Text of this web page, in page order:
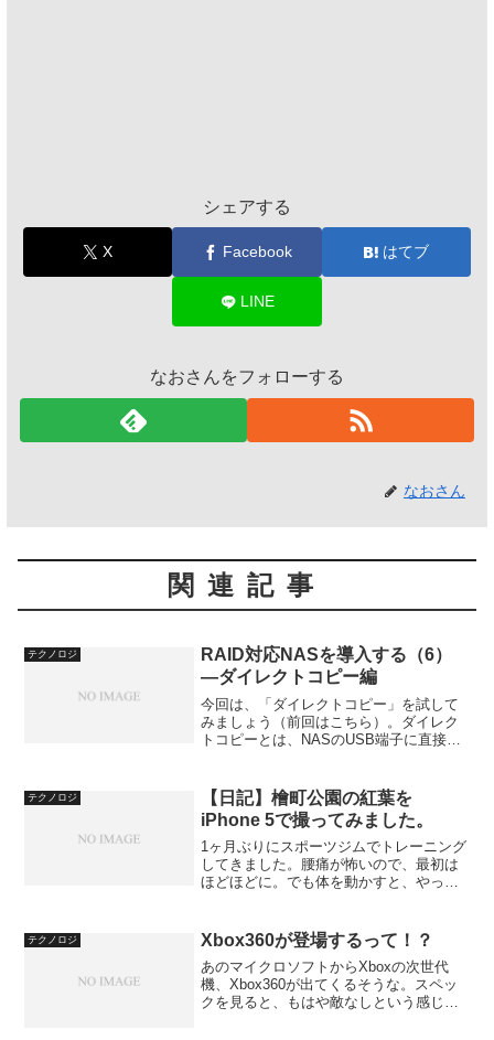
シェアする
X Facebook はてブ
LINE
なおさんをフォローする
なおさん
関連記事
テクノロジ
RAID対応NASを導入する（6）
―ダイレクトコピー編
今回は、「ダイレクトコピー」を試して
みましょう（前回はこちら）。ダイレク
トコピーとは、NASのUSB端子に直接ハ
経由でコピーするより、はるかに高速に
コピーができますから...
テクノロジ
【日記】檜町公園の紅葉を
iPhone 5で撮ってみました。
1ヶ月ぶりにスポーツジムでトレーニング
してきました。腰痛が怖いので、最初は
ほどほどに。でも体を動かすと、やっぱ
ています。今日は、檜町公園（東京都港
区）で撮った紅...
テクノロジ Xbox360が登場するって！？
あのマイクロソフトからXboxの次世代
機、Xbox360が出てくるそうな。スペッ
クを見ると、もはや敵なしという感じだ